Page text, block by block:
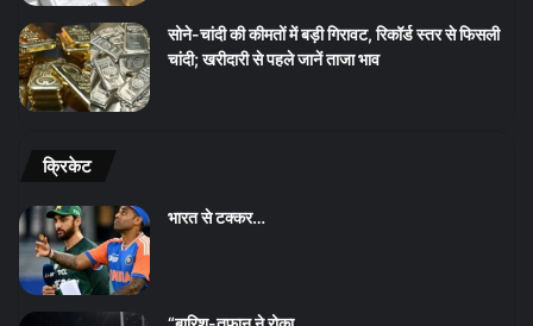
सोने-चांदी की कीमतों में बड़ी गिरावट, रिकॉर्ड स्तर से फिसली
चांदी; खरीदारी से पहले जानें ताजा भाव
क्रिकेट
भारत से टक्कर…